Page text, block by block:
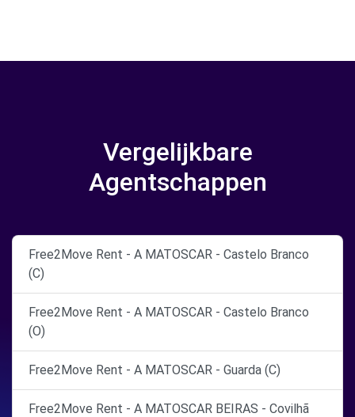
Vergelijkbare
Agentschappen
Free2Move Rent - A MATOSCAR - Castelo Branco
(C)
Free2Move Rent - A MATOSCAR - Castelo Branco
(O)
Free2Move Rent - A MATOSCAR - Guarda (C)
Free2Move Rent - A MATOSCAR BEIRAS - Covilhã